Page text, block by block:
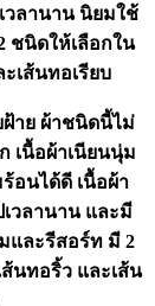
วลานาน นิยมใช้
ชนิดให้เลือกใน
เส้นทอเรียบ
ฝ้าย ผ้าชนิดนี้ไม่
เนื้อผ้าเนียนนุ่ม
อนได้ดี เนื้อผ้า
เวลานาน และมี
และรีสอร์ท มี 2
นทอริ้ว และเส้น